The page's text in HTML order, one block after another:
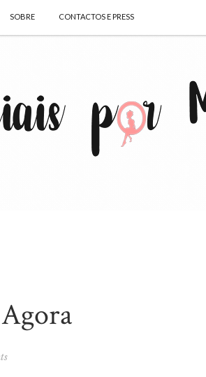
SOBRE CONTACTOS E PRESS